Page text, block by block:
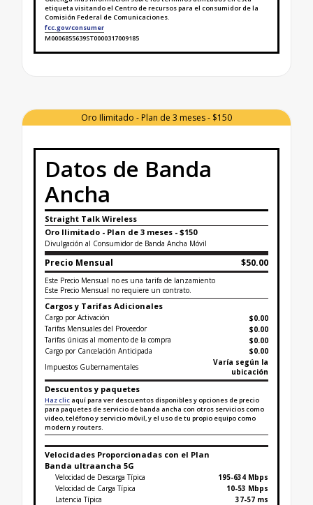
etiqueta visitando el Centro de recursos para el consumidor de la
Comisión Federal de Comunicaciones.
fcc.gov/consumer
M0006855639ST0000317009185
Finaliza la etiqueta de datos sobre banda ancha
Oro Ilimitado - Plan de 3 meses - $150
Datos de Banda
Ancha
Straight Talk Wireless
Oro Ilimitado - Plan de 3 meses - $150
Divulgación al Consumidor de Banda Ancha Móvil
Precio Mensual $50.00
Este Precio Mensual no es una tarifa de lanzamiento
Este Precio Mensual no requiere un contrato.
Cargos y Tarifas Adicionales
Cargo por Activación
$0.00
Tarifas Mensuales del Proveedor
$0.00
Tarifas únicas al momento de la compra
$0.00
Cargo por Cancelación Anticipada
$0.00
Impuestos Gubernamentales
Varía según la
ubicación
Descuentos y paquetes
Haz clic aquí para ver descuentos disponibles y opciones de precio
para paquetes de servicio de banda ancha con otros servicios como
video, teléfono y servicio móvil, y el uso de tu propio equipo como
modern y routers.
Velocidades Proporcionadas con el Plan
Banda ultraancha 5G
Velocidad de Descarga Típica
195-634 Mbps
Velocidad de Carga Típica
10-53 Mbps
Latencia Típica
37-57 ms